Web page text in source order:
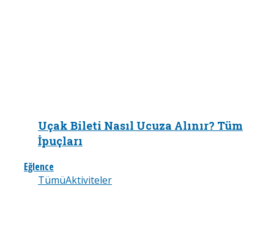
Uçak Bileti Nasıl Ucuza Alınır? Tüm
İpuçları
Eğlence
TümüAktiviteler